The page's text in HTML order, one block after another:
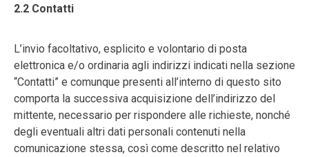
2.2 Contatti
L’invio facoltativo, esplicito e volontario di posta
elettronica e/o ordinaria agli indirizzi indicati nella sezione
“Contatti” e comunque presenti all’interno di questo sito
comporta la successiva acquisizione dell’indirizzo del
mittente, necessario per rispondere alle richieste, nonché
degli eventuali altri dati personali contenuti nella
comunicazione stessa, così come descritto nel relativo